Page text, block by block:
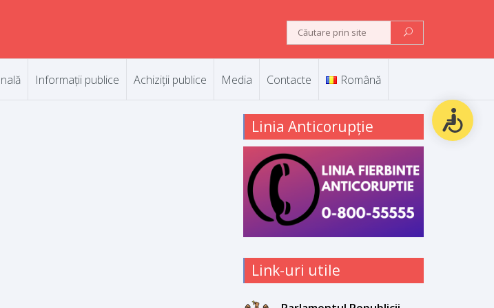
Informații publice Achiziții publice Media Contacte Română
Linia Anticorupție
Link-uri utile